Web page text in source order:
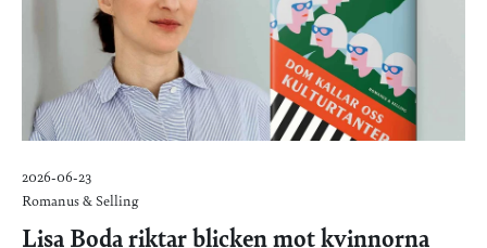
2026-06-23
Romanus & Selling
Lisa Boda riktar blicken mot kvinnorna